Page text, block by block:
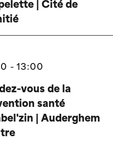
| Cité de
- 13:00
vous de la
santé
| Auderghem